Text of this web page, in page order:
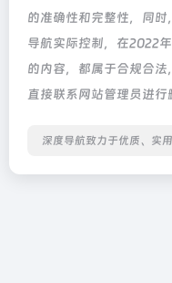
的准确性和完整性，同
导航实际控制，在2022
的内容，都属于合规合
直接联系网站管理员进行
深度导航致力于优质、实